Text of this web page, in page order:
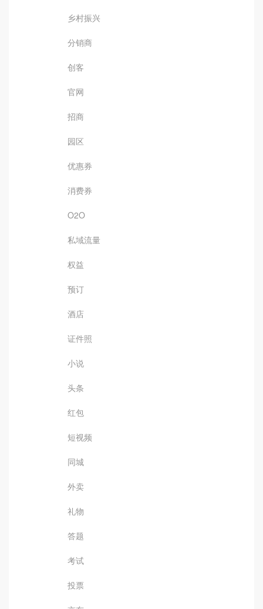
乡村振兴
分销商
创客
官网
招商
园区
优惠券
消费券
O2O
私域流量
权益
预订
酒店
证件照
小说
头条
红包
短视频
同城
外卖
礼物
答题
考试
投票